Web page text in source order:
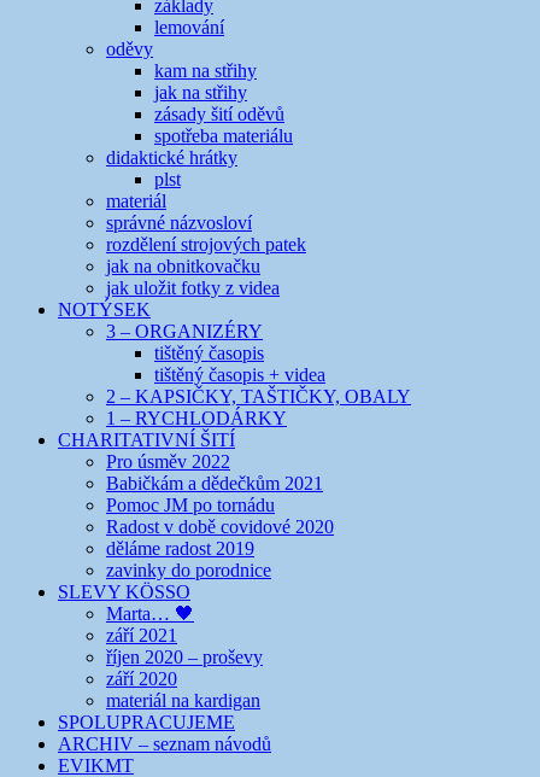
základy
lemování
oděvy
kam na střihy
jak na střihy
zásady šití oděvů
spotřeba materiálu
didaktické hrátky
plst
materiál
správné názvosloví
rozdělení strojových patek
jak na obnitkovačku
jak uložit fotky z videa
NOTÝSEK
3 – ORGANIZÉRY
tištěný časopis
tištěný časopis + videa
2 – KAPSIČKY, TAŠTIČKY, OBALY
1 – RYCHLODÁRKY
CHARITATIVNÍ ŠITÍ
Pro úsměv 2022
Babičkám a dědečkům 2021
Pomoc JM po tornádu
Radost v době covidové 2020
děláme radost 2019
zavinky do porodnice
SLEVY KÖSSO
Marta… 🖤
září 2021
říjen 2020 – proševy
září 2020
materiál na kardigan
SPOLUPRACUJEME
ARCHIV – seznam návodů
EVIKMT